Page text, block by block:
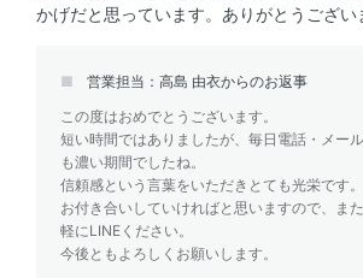
かげだと思っています。ありがとうござい
営業担当：高島 由衣からのお返事
この度はおめでとうございます。
短い時間ではありましたが、毎日電話・メー
も濃い期間でしたね。
信頼感という言葉をいただきとても光栄です
お付き合いしていければと思いますので、ま
軽にLINEください。
今後ともよろしくお願いします。